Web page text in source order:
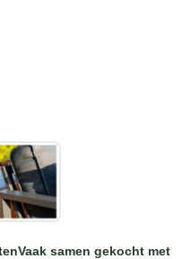
Vaak samen gekocht met